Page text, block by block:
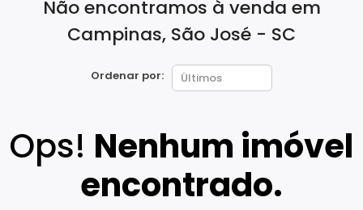
Não encontramos à venda em
Campinas, São José - SC
Ordenar por:
Ops! Nenhum imóvel
encontrado.